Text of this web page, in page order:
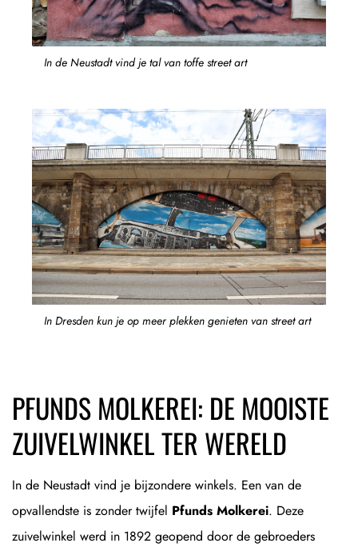
In de Neustadt vind je tal van toffe street art
In Dresden kun je op meer plekken genieten van street art
PFUNDS MOLKEREI: DE MOOISTE
ZUIVELWINKEL TER WERELD
In de Neustadt vind je bijzondere winkels. Een van de
opvallendste is zonder twijfel Pfunds Molkerei. Deze
zuivelwinkel werd in 1892 geopend door de gebroeders